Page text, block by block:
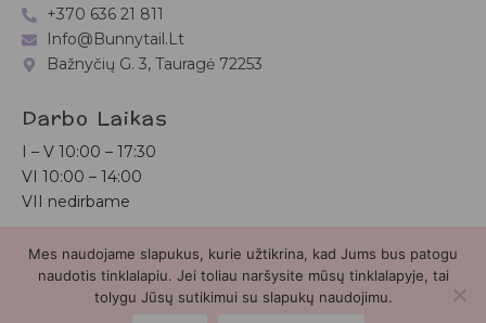
+370 636 21 811
Info@bunnytail.lt
Bažnyčių G. 3, Tauragė 72253
Darbo Laikas
I – V 10:00 – 17:30
VI 10:00 – 14:00
VII nedirbame
Bunnytail.lt| Copyright 2026 | Svetainė sukurtaMyra.lt
Mes naudojame slapukus, kurie užtikrina, kad Jums bus patogu
naudotis tinklalapiu. Jei toliau naršysite mūsų tinklalapyje, tai
tolygu Jūsų sutikimui su slapukų naudojimu.